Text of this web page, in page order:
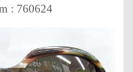
: 760624